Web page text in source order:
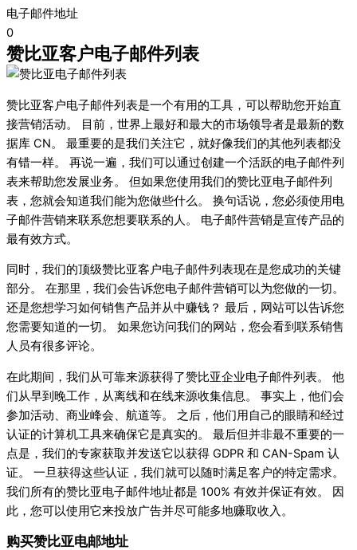
电子邮件地址
0
赞比亚客户电子邮件列表
赞比亚客户电子邮件列表是一个有用的工具，可以帮助您开始直
接营销活动。 目前，世界上最好和最大的市场领导者是最新的数
据库 CN。 最重要的是我们关注它，就好像我们的其他列表都没
有错一样。 再说一遍，我们可以通过创建一个活跃的电子邮件列
表来帮助您发展业务。 但如果您使用我们的赞比亚电子邮件列
表，您就会知道我们能为您做些什么。 换句话说，您必须使用电
子邮件营销来联系您想要联系的人。 电子邮件营销是宣传产品的
最有效方式。
同时，我们的顶级赞比亚客户电子邮件列表现在是您成功的关键
部分。 在那里，我们会告诉您电子邮件营销可以为您做的一切。
还是您想学习如何销售产品并从中赚钱？ 最后，网站可以告诉您
您需要知道的一切。 如果您访问我们的网站，您会看到联系销售
人员有很多评论。
在此期间，我们从可靠来源获得了赞比亚企业电子邮件列表。 他
们从早到晚工作，从离线和在线来源收集信息。 事实上，他们会
参加活动、商业峰会、航道等。 之后，他们用自己的眼睛和经过
认证的计算机工具来确保它是真实的。 最后但并非最不重要的一
点是，我们的专家获取并发送它以获得 GDPR 和 CAN-Spam 认
证。 一旦获得这些认证，我们就可以随时满足客户的特定需求。
我们所有的赞比亚电子邮件地址都是 100% 有效并保证有效。 因
此，您可以使用它来投放广告并尽可能多地赚取收入。
购买赞比亚电邮地址